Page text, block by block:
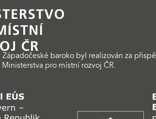
baroko byl realizován za
pro místní rozvoj ČR.